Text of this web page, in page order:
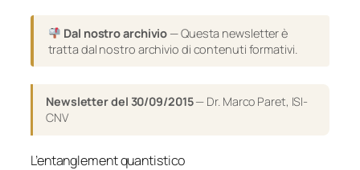
Dal nostro archivio — Questa newsletter è
tratta dal nostro archivio di contenuti formativi.
Newsletter del 30/09/2015— Dr. Marco Paret, ISI-
CNV
L’entanglement quantistico